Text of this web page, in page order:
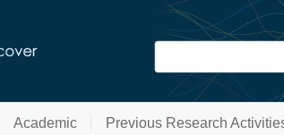
Academic Previous Research